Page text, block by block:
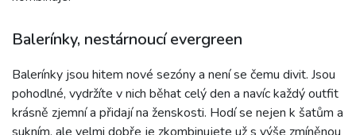
Balerínky, nestárnoucí evergreen
Balerínky jsou hitem nové sezóny a není se čemu divit. Jsou
pohodlné, vydržíte v nich běhat celý den a navíc každý outfit
krásně zjemní a přidají na ženskosti. Hodí se nejen k šatům a